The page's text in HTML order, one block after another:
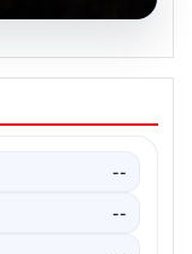
katıldı |
Parti bir